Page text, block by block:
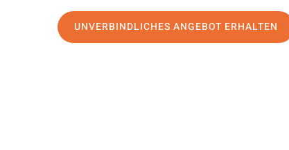
UNVERBINDLICHES ANGEBOT ERHALTEN